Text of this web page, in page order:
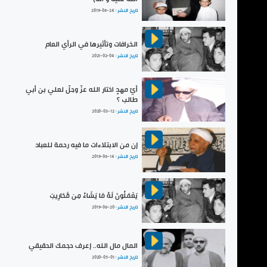
تاريخ النشر : 2019-06-24
الخرافات وتأثيرها في الرأي العام
تاريخ النشر : 2021-02-04
أيّ مهدٍ اختار الله عزّ وجلّ لعلي بن أبي
طالب ؟
تاريخ النشر :2020-03-12
إن من الابتلاءات ما فيه رحمة للعباد
تاريخ النشر : 2019-06-14
يَعْمَلُونَ لَهُ مَا يَشَاءُ مِن مَّحَارِيبَ
تاريخ النشر :2019-06-20
المال مال الله.. إعرف حجمك الحقيقي
تاريخ النشر :2020-05-01